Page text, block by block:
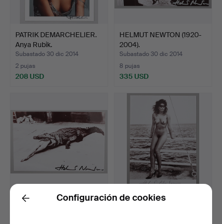
PATRIK DEMARCHELIER.
Anya Rubik.
Subastado 30 dic 2014
2 pujas
208 USD
HELMUT NEWTON (1920-
2004).
Subastado 30 dic 2014
8 pujas
335 USD
HELMUT NEWTON (1920-
HELMUT NEWTON (1920-
Back Configuración de cookies